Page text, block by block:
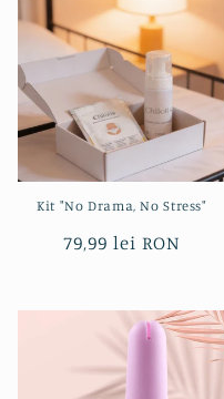
Kit "No Drama, No Stress"
Preț
79,99 lei RON